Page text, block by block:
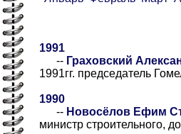
1991
-- Граховский
1991гг. председатель
1990
-- Новосёлов Ефим
министр строительного,